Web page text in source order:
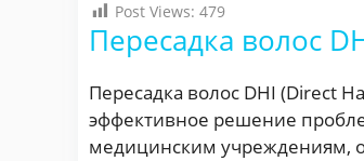
Post Views: 479
Пересадка волос
Пересадка волос DHI (Direct
эффективное решение
медицинским учреждениям,